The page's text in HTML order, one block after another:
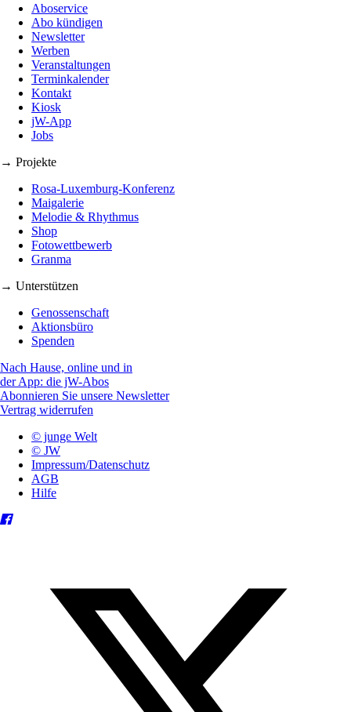
Aboservice
Abo kündigen
Newsletter
Werben
Veranstaltungen
Terminkalender
Kontakt
Kiosk
jW-App
Jobs
→ Projekte
Rosa-Luxemburg-Konferenz
Maigalerie
Melodie & Rhythmus
Shop
Fotowettbewerb
Granma
→ Unterstützen
Genossenschaft
Aktionsbüro
Spenden
Nach Hause, online und in
der App: die jW-Abos
Abonnieren Sie unsere Newsletter
Vertrag widerrufen
© junge Welt
© JW
Impressum/Datenschutz
AGB
Hilfe